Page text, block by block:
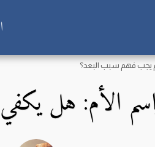
يجب فهم سبب البعد؟
الأم: هل